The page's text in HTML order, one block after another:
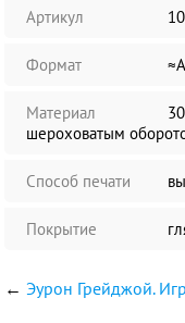
Артикул
Формат
Материал
шероховатым
Способ печати
Покрытие
←Эурон Грейджой.